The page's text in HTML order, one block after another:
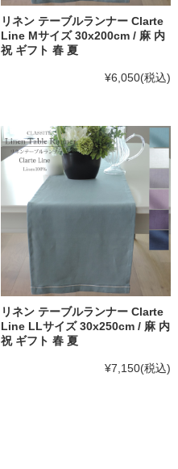
リネン テーブルランナー Clarte
Line Mサイズ 30x200cm / 麻 内
祝 ギフト 春 夏
¥6,050(税込)
リネン テーブルランナー Clarte
Line LLサイズ 30x250cm / 麻 内
祝 ギフト 春 夏
¥7,150(税込)